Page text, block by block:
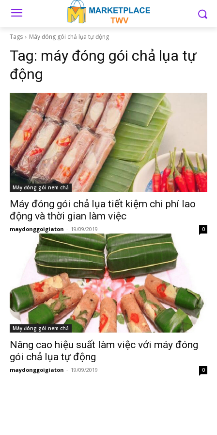
Tags Máy đóng gói chả lụa tự động
Tag: máy đóng gói chả lụa tự
động
Máy đóng gói nem chả
Máy đóng gói chả lụa tiết kiệm chi phí lao
động và thời gian làm việc
maydonggoigiaton - 19/09/2019 0
Máy đóng gói nem chả
Nâng cao hiệu suất làm việc với máy đóng
gói chả lụa tự động
maydonggoigiaton - 19/09/2019 0